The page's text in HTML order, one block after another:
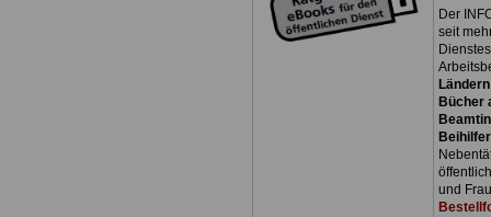
Der
seit
Ländern
Bücher
und